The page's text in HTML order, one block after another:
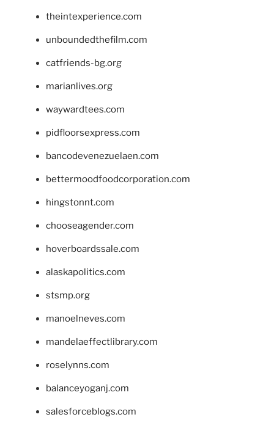
theintexperience.com
unboundedthefilm.com
catfriends-bg.org
marianlives.org
waywardtees.com
pidfloorsexpress.com
bancodevenezuelaen.com
bettermoodfoodcorporation.com
hingstonnt.com
chooseagender.com
hoverboardssale.com
alaskapolitics.com
stsmp.org
manoelneves.com
mandelaeffectlibrary.com
roselynns.com
balanceyoganj.com
salesforceblogs.com